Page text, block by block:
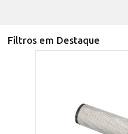
Filtros em Destaque